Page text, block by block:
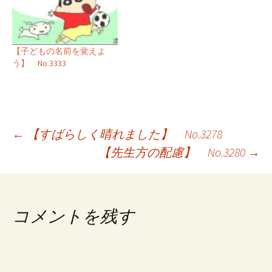
【子どもの名前を覚えよ
う】 No.3333
投
ビ
←
【すばらしく晴れました】 No.3278
【先生方の配慮】 No.3280 →
コメントを残す